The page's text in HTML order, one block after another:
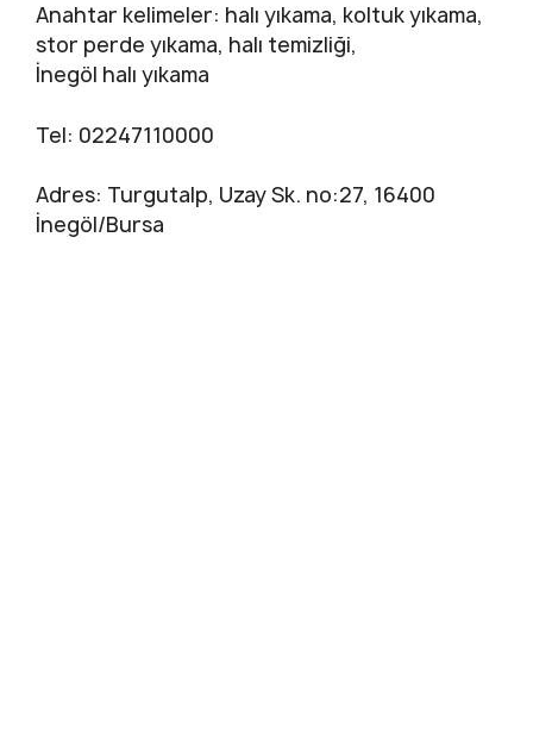
Anahtar kelimeler: halı yıkama, koltuk yıkama,
stor perde yıkama, halı temizliği,
İnegöl halı yıkama
Tel: 02247110000
Adres: Turgutalp, Uzay Sk. no:27, 16400
İnegöl/Bursa